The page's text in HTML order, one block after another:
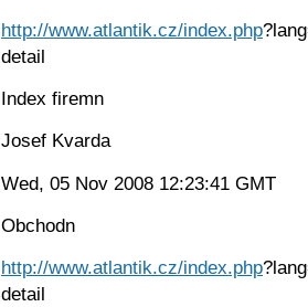
http://www.atlantik.cz/index.php
detail
Index firemn
Josef Kvarda
Wed, 05 Nov 2008 12:23:41 GMT
Obchodn
http://www.atlantik.cz/index.php
detail